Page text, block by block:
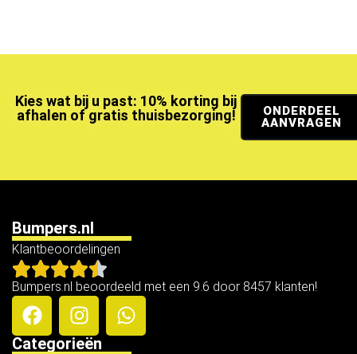
Kies wat bij u past: 10% korting bij
afhalen of gratis thuisbezorging!
ONDERDEEL
AANVRAGEN
Bumpers.nl
Klantbeoordelingen
Bumpers.nl beoordeeld met een 9.6 door 8457 klanten!
Categorieën